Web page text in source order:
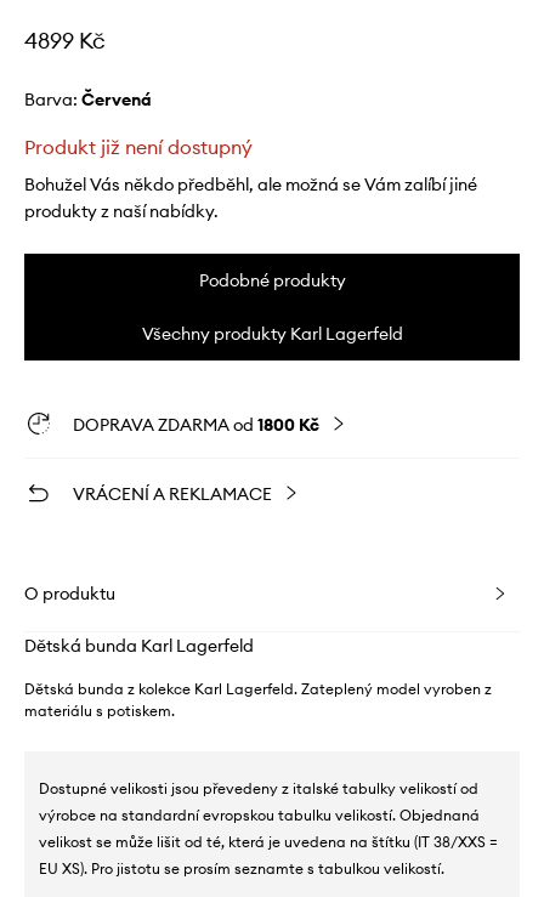
4899 Kč
Barva: červená
Produkt již není dostupný
Bohužel Vás někdo předběhl, ale možná se Vám zalíbí jiné
produkty z naší nabídky.
Podobné produkty
Všechny produkty Karl Lagerfeld
DOPRAVA ZDARMA od 1800 Kč
VRÁCENÍ A REKLAMACE
O produktu
Dětská bunda Karl Lagerfeld
Dětská bunda z kolekce Karl Lagerfeld. Zateplený model vyroben z
materiálu s potiskem.
Dostupné velikosti jsou převedeny z italské tabulky velikostí od
výrobce na standardní evropskou tabulku velikostí. Objednaná
velikost se může lišit od té, která je uvedena na štítku (IT 38/XXS =
EU XS). Pro jistotu se prosím seznamte s tabulkou velikostí.